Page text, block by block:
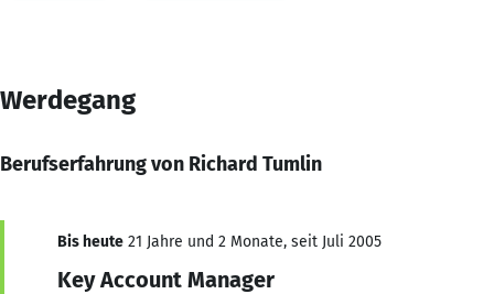
Werdegang
Berufserfahrung von Richard Tumlin
Bis heute 21 Jahre und 2 Monate, seit Juli 2005
Key Account Manager